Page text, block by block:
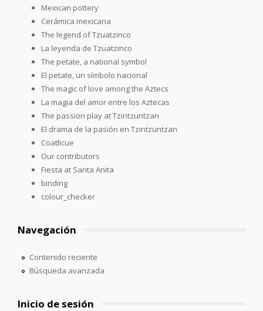
Mexican pottery
Cerámica mexicana
The legend of Tzuatzinco
La leyenda de Tzuatzinco
The petate, a national symbol
El petate, un símbolo nacional
The magic of love among the Aztecs
La magia del amor entre los Aztecas
The passion play at Tzintzuntzan
El drama de la pasión en Tzintzuntzan
Coatlicue
Our contributors
Fiesta at Santa Anita
binding
colour_checker
Navegación
Contenido reciente
Búsqueda avanzada
Inicio de sesión